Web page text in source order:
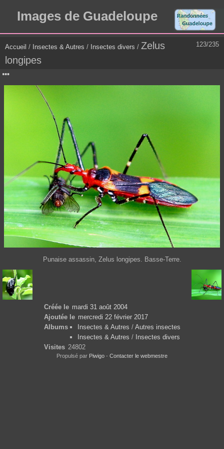
Images de Guadeloupe
123/235
Accueil / Insectes & Autres / Insectes divers / Zelus
longipes
Punaise assassin, Zelus longipes. Basse-Terre.
Créée le mardi 31 août 2004
Ajoutée le mercredi 22 février 2017
Albums
Insectes & Autres / Autres insectes
Insectes & Autres / Insectes divers
Visites 24802
Propulsé par Piwigo - Contacter le webmestre